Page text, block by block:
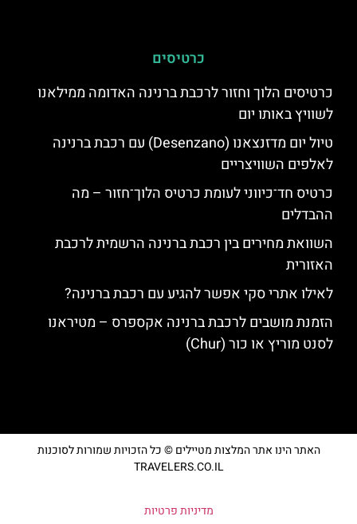
כרטיסים
כרטיסים הלוך וחזור לרכבת ברנינה האדומה ממילאנו
לשוויץ באותו יום
טיול יום מדזנצאנו (Desenzano) עם רכבת ברנינה
לאלפים השוויצריים
כרטיס חד־כיווני לעומת כרטיס הלוך־חזור – מה
ההבדלים
השוואת מחירים בין רכבת ברנינה הרשמית לרכבת
האזורית
לאילו אתרי סקי אפשר להגיע עם רכבת ברנינה?
הזמנת מושבים לרכבת ברנינה אקספרס – מטיראנו
לסנט מוריץ או כור (Chur)
האתר הינו אתר המלצות מטיילים © כל הזכויות שמורות לסוכנות
TRAVELERS.CO.IL
מדיניות פרטיות